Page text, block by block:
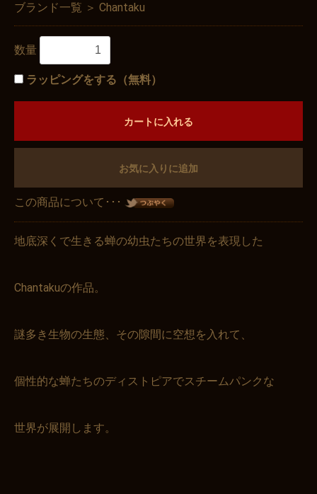
ブランド一覧 ＞ Chantaku
数量
ラッピングをする（無料）
カートに入れる
お気に入りに追加
この商品について･･･
地底深くで生きる蝉の幼虫たちの世界を表現した
Chantakuの作品。
謎多き生物の生態、その隙間に空想を入れて、
個性的な蝉たちのディストピアでスチームパンクな
世界が展開します。